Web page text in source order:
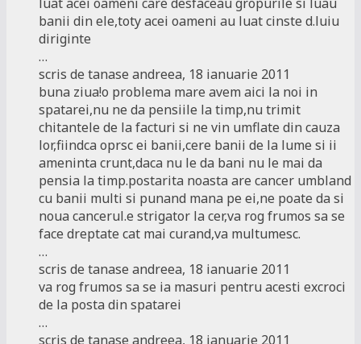
banii din ele,toty acei oameni au luat cinste d.luiu
diriginte
…
scris de tanase andreea, 18 ianuarie 2011
buna ziua!o problema mare avem aici la noi in
spatarei,nu ne da pensiile la timp,nu trimit
chitantele de la facturi si ne vin umflate din cauza
lor,fiindca oprsc ei banii,cere banii de la lume si ii
ameninta crunt,daca nu le da bani nu le mai da
pensia la timp.postarita noasta are cancer umbland
cu banii multi si punand mana pe ei,ne poate da si
noua cancerul.e strigator la cer,va rog frumos sa se
face dreptate cat mai curand,va multumesc.
…
scris de tanase andreea, 18 ianuarie 2011
va rog frumos sa se ia masuri pentru acesti excroci
de la posta din spatarei
…
scris de tanase andreea, 18 ianuarie 2011